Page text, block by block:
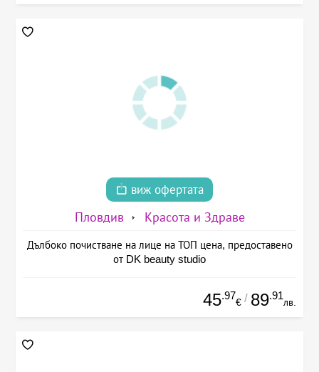
виж офертата
Пловдив Красота и Здраве
Дълбоко почистване на лице на ТОП цена, предоставено
от DK beauty studio
45.97
€ / 89.91
лв.